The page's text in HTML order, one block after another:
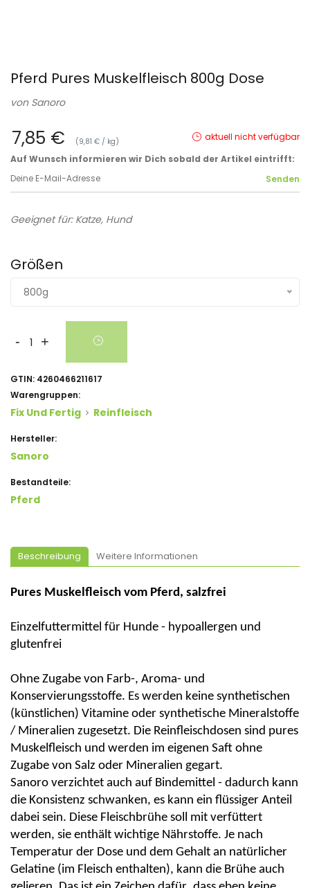
Pferd Pures Muskelfleisch 800g Dose
von Sanoro
7,85 € (9,81 € / kg)
aktuell nicht verfügbar
Auf Wunsch informieren wir Dich sobald der Artikel eintrifft:
Geeignet für: Katze, Hund
Größen
800g
- +
GTIN: 4260466211617
Warengruppen:
Fix Und Fertig Reinfleisch
Hersteller:
Sanoro
Bestandteile:
Pferd
Beschreibung Weitere Informationen
Pures Muskelfleisch vom Pferd, salzfrei
Einzelfuttermittel für Hunde - hypoallergen und
glutenfrei
Ohne Zugabe von Farb-, Aroma- und
Konservierungsstoffe. Es werden keine synthetischen
(künstlichen) Vitamine oder synthetische Mineralstoffe
/ Mineralien zugesetzt. Die Reinfleischdosen sind pures
Muskelfleisch und werden im eigenen Saft ohne
Zugabe von Salz oder Mineralien gegart.
Sanoro verzichtet auch auf Bindemittel - dadurch kann
die Konsistenz schwanken, es kann ein flüssiger Anteil
dabei sein. Diese Fleischbrühe soll mit verfüttert
werden, sie enthält wichtige Nährstoffe. Je nach
Temperatur der Dose und dem Gehalt an natürlicher
Gelatine (im Fleisch enthalten), kann die Brühe auch